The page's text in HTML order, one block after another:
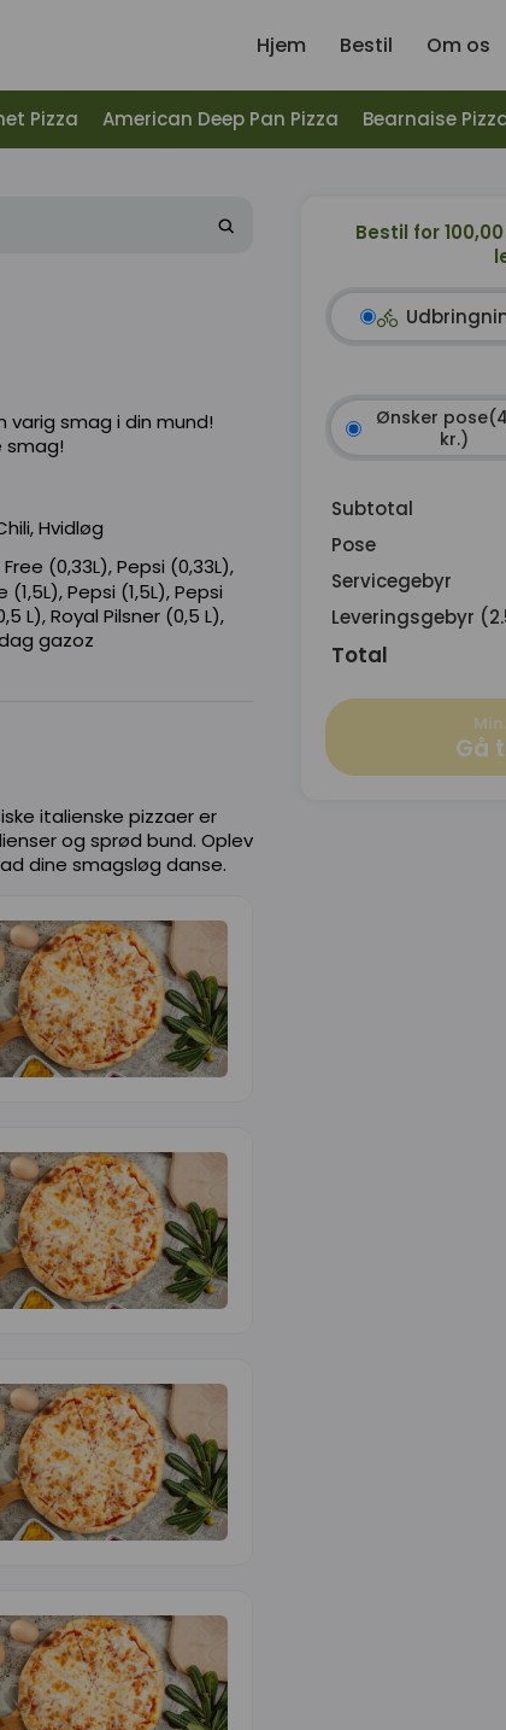
Hjem Bestil Om os
Pizza American Deep Pan Pizza Bearnaise
smag i din mund!
smag!
Hvidløg
(0,33L), Pepsi (0,33L),
Pepsi (1,5L), Pepsi
L), Royal Pilsner (0,5 L),
gazoz
italienske pizzaer er
og sprød bund. Oplev
dine smagsløg danse.
Bestil for
Ønsker
kr.)
Subtotal
Pose
Servicegebyr
Leveringsgebyr
Total
Gå